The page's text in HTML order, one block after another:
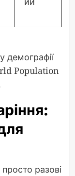
демографії
Population
разові